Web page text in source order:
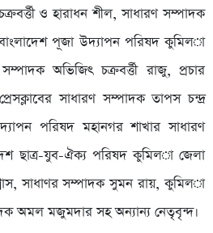
ও হারাধন শীল, সাধারণ সম্পাদক
পূজা উদ্যাপন পরিষদ কুমিল­া
অভিজিৎ চক্রবর্ত্তী রাজু, প্রচার
সাধারণ সম্পাদক তাপস চন্দ্র
পরিষদ মহানগর শাখার সাধারণ
ছাত্র-যুব-ঐক্য পরিষদ কুমিল­া জেলা
সাধাণর সম্পাদক সুমন রায়, কুমিল­া
অমল মজুমদার সহ অন্যান্য নেতৃবৃন্দ।